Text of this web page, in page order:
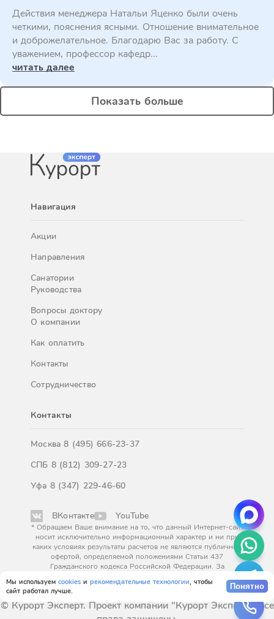
Мы используем cookies и рекомендательные технологии, чтобы
сайт работал лучше.
Понятно
Действия менеджера Натальи Яценко были очень
четкими, пояснения ясными. Отношение внимательное
и доброжелательное. Благодарю Вас за работу. С
уважением, профессор кафедр...
читать далее
Показать больше
Навигация
Акции
Направления
Санатории
Руководства
Вопросы доктору
О компании
Как оплатить
Контакты
Сотрудничество
Контакты
Москва8 (495) 666-23-37
СПБ 8 (812) 309-27-23
Уфа 8 (347) 229-46-60
ВКонтакте YouTube
* Обращаем Ваше внимание на то, что данный Интернет-сайт
носит исключительно информационный характер и ни при
каких условиях результаты расчетов не являются публичной
офертой, определяемой положениями Статьи 437
Гражданского кодекса Российской Федерации. За
© Курорт Эксперт. Проект компании "Курорт Эксперт". Все